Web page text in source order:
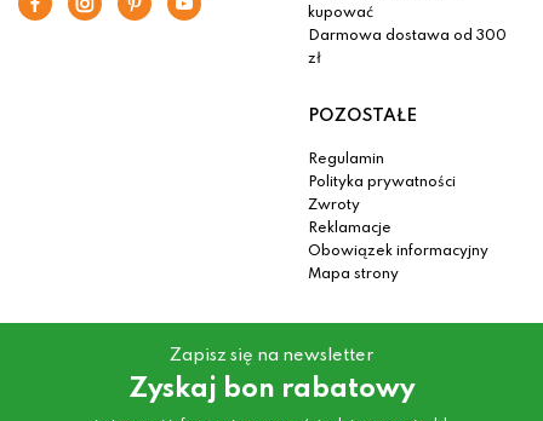
kupować
Darmowa dostawa od 300
zł
POZOSTAŁE
Regulamin
Polityka prywatności
Zwroty
Reklamacje
Obowiązek informacyjny
Mapa strony
Zapisz się na newsletter
Zyskaj bon rabatowy